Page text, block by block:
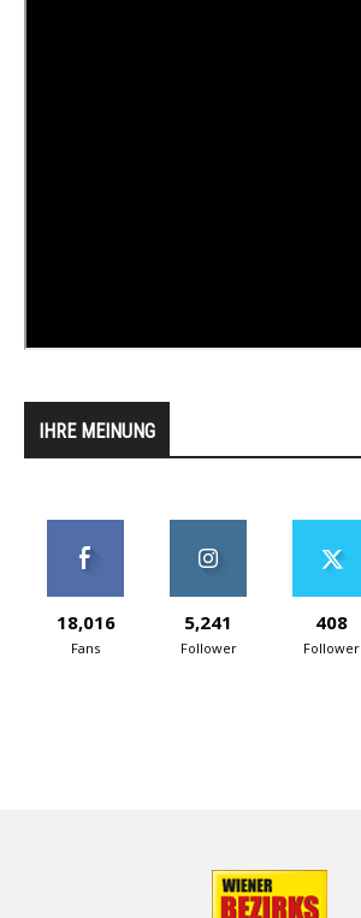
IHRE MEINUNG
18,016
Fans
5,241
Follower
408
Follower